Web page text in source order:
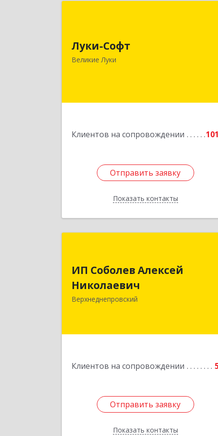
Луки-Софт
Великие Луки
Клиентов на сопровождении 101
Отправить заявку
Показать контакты
182113, Псковская обл, Великие Луки
г, Октябрьский пр-кт, дом № 56А, оф.2
Отправить заявку
Назад
ИП Соболев Алексей
Николаевич
Верхнеднепровский
Клиентов на сопровождении
Отправить заявку
Показать контакты
Николаевич
Отправить заявку
Назад